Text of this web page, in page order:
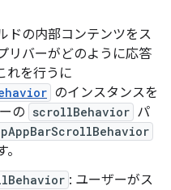
ドの内部コンテンツをス
リバーがどのように応答
れを行うに
のインスタンスを
の scrollBehavior パ
: ユーザーがス